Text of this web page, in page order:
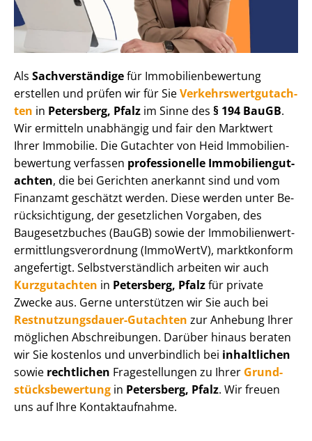
Als Sachverständigefür Im­mo­bi­li­en­be­wer­tung
erstellen und prüfen wir für SieVer­kehrs­wert­gut­ach­
ten in Petersberg, Pfalz im Sinne des § 194 BauGB.
Wir ermitteln unabhängig und fair den Marktwert
Ihrer Immobilie. Die Gutachter von Heid Im­mo­bi­li­en­
be­wer­tung verfassen professionelle Im­mo­bi­li­en­gut­
ach­ten, die bei Gerichten anerkannt sind und vom
Finanzamt geschätzt werden. Diese werden unter Be­
rück­sich­ti­gung, der gesetzlichen Vorgaben, des
Baugesetzbuches (BauGB) sowie der Im­mo­bi­li­en­wert­
ermitt­lungs­ver­ord­nung (ImmoWertV), marktkonform
angefertigt. Selbst­ver­ständ­lich arbeiten wir auch
Kurzgutachten in Petersberg, Pfalzfür private
Zwecke aus. Gerne unterstützen wir Sie auch bei
Rest­nut­zungs­dau­er-Gutachten zur Anhebung Ihrer
möglichen Abschreibungen. Darüber hinaus beraten
wir Sie kostenlos und unverbindlich bei inhaltlichen
sowie rechtlichen Fragestellungen zu Ihrer Grund­
stücks­be­wer­tung in Petersberg, Pfalz. Wir freuen
uns auf Ihre Kontaktaufnahme.